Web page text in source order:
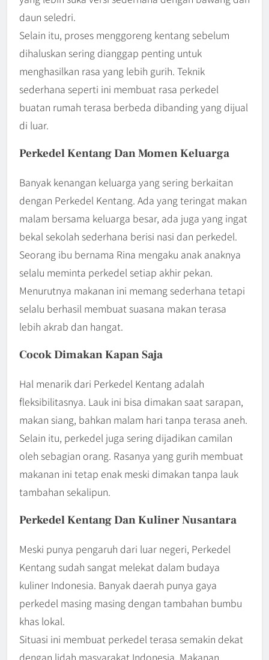
daun seledri.
Selain itu, proses menggoreng kentang sebelum
dihaluskan sering dianggap penting untuk
menghasilkan rasa yang lebih gurih. Teknik
sederhana seperti ini membuat rasa perkedel
buatan rumah terasa berbeda dibanding yang dijual
di luar.
Perkedel Kentang Dan Momen Keluarga
Banyak kenangan keluarga yang sering berkaitan
dengan Perkedel Kentang. Ada yang teringat makan
malam bersama keluarga besar, ada juga yang ingat
bekal sekolah sederhana berisi nasi dan perkedel.
Seorang ibu bernama Rina mengaku anak anaknya
selalu meminta perkedel setiap akhir pekan.
Menurutnya makanan ini memang sederhana tetapi
selalu berhasil membuat suasana makan terasa
lebih akrab dan hangat.
Cocok Dimakan Kapan Saja
Hal menarik dari Perkedel Kentang adalah
fleksibilitasnya. Lauk ini bisa dimakan saat sarapan,
makan siang, bahkan malam hari tanpa terasa aneh.
Selain itu, perkedel juga sering dijadikan camilan
oleh sebagian orang. Rasanya yang gurih membuat
makanan ini tetap enak meski dimakan tanpa lauk
tambahan sekalipun.
Perkedel Kentang Dan Kuliner Nusantara
Meski punya pengaruh dari luar negeri, Perkedel
Kentang sudah sangat melekat dalam budaya
kuliner Indonesia. Banyak daerah punya gaya
perkedel masing masing dengan tambahan bumbu
khas lokal.
Situasi ini membuat perkedel terasa semakin dekat
dengan lidah masyarakat Indonesia. Makanan